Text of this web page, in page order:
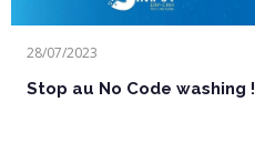
28/07/2023
Stop au No Code washing !